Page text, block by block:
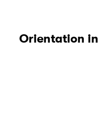
Orientation